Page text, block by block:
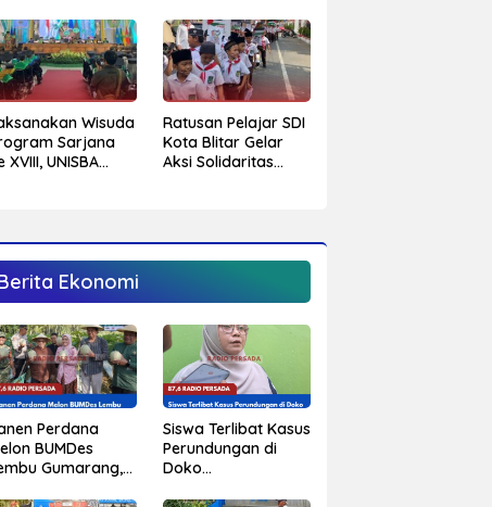
Wisuda
Sarjana
XVIII, UNISBA
Ratusan Pelajar SDI
Kota Blitar Gelar
Aksi Solidaritas
Ekonomi
Perdana
BUMDes
Gumarang,
Siswa Terlibat Kasus
Perundungan di
Doko